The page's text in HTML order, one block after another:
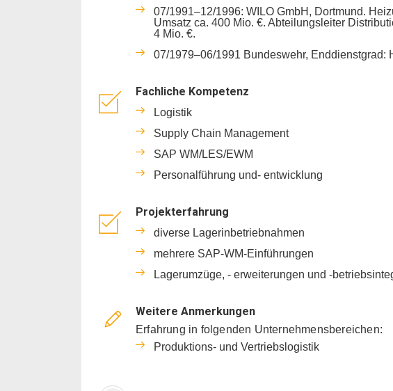
07/1991–12/1996: WILO GmbH, Dortmund.
Umsatz ca. 400 Mio. €. Abteilungsleiter
4 Mio. €.
07/1979–06/1991 Bundeswehr, Enddienstgrad:
Fachliche Kompetenz
Logistik
Supply Chain Management
SAP WM/LES/EWM
Personalführung und- entwicklung
Projekterfahrung
diverse Lagerinbetriebnahmen
mehrere SAP-WM-Einführungen
Lagerumzüge, - erweiterungen und -
Weitere Anmerkungen
Erfahrung in folgenden Unternehmensbereichen:
Produktions- und Vertriebslogistik